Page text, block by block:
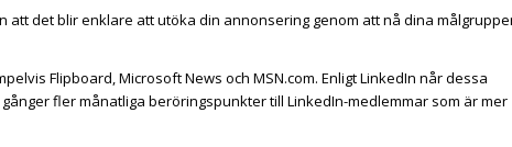
att det blir enklare att utöka din annonsering genom att nå dina
Flipboard, Microsoft News och MSN.com. Enligt LinkedIn når dessa
fler månatliga beröringspunkter till LinkedIn-medlemmar som är mer